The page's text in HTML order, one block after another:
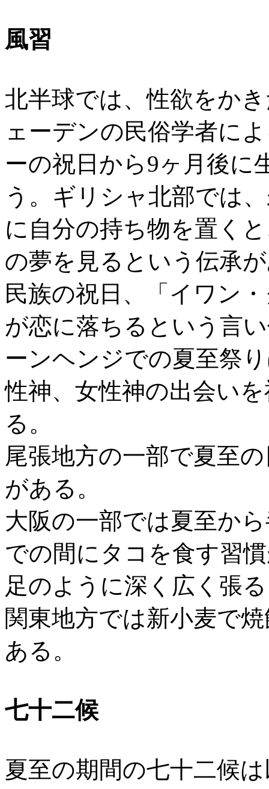
風習
北半球では、性欲をか
ェーデンの民俗学者に
ーの祝日から9ヶ月後に
う。ギリシャ北部では
に自分の持ち物を置く
の夢を見るという伝承
民族の祝日、「イワン
が恋に落ちるという言
ーンヘンジでの夏至祭
性神、女性神の出会い
る。
尾張地方の一部で夏至
がある。
大阪の一部では夏至か
での間にタコを食す習
足のように深く広く張
関東地方では新小麦で
ある。
七十二候
夏至の期間の七十二候